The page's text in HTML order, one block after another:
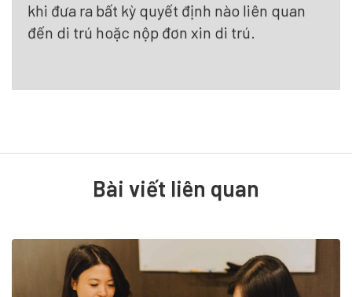
khi đưa ra bất kỳ quyết định nào liên quan
đến di trú hoặc nộp đơn xin di trú.
Bài viết liên quan